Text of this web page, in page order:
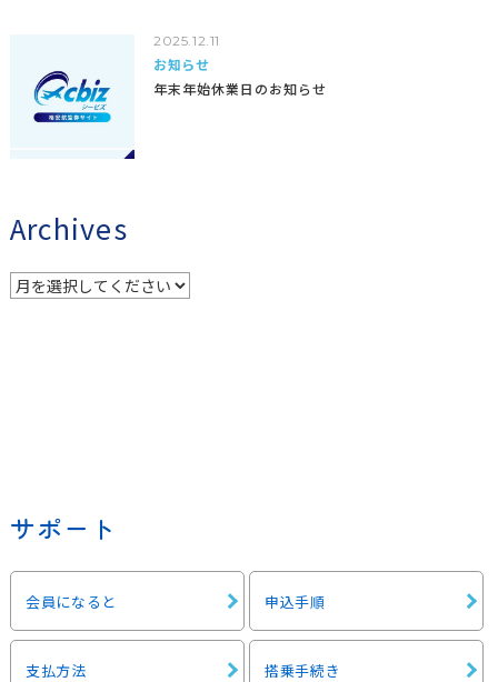
2025.12.11
お知らせ
年末年始休業日のお知らせ
Archives
サポート
会員になると 申込手順
支払方法 搭乗手続き